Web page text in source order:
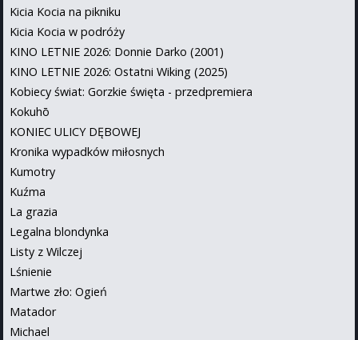
Kicia Kocia na pikniku
Kicia Kocia w podróży
KINO LETNIE 2026: Donnie Darko (2001)
KINO LETNIE 2026: Ostatni Wiking (2025)
Kobiecy świat: Gorzkie święta - przedpremiera
Kokuhō
KONIEC ULICY DĘBOWEJ
Kronika wypadków miłosnych
Kumotry
Kuźma
La grazia
Legalna blondynka
Listy z Wilczej
Lśnienie
Martwe zło: Ogień
Matador
Michael